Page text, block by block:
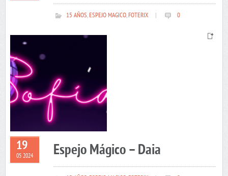
15 AÑOS,ESPEJO MAGICO,FOTERIX 0
19
05 2024 Espejo Mágico – Daia